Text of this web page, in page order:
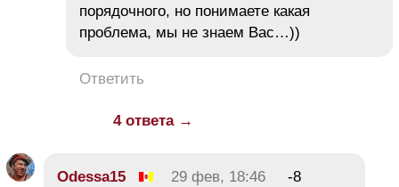
порядочного, но понимаете какая
проблема, мы не знаем Вас…))
Ответить
4 ответа →
Odessa15 29 фев, 18:46
-8